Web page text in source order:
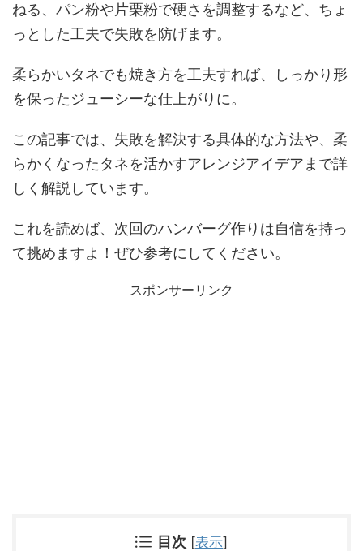
ねる、パン粉や片栗粉で硬さを調整するなど、ちょ
っとした工夫で失敗を防げます。
柔らかいタネでも焼き方を工夫すれば、しっかり形
を保ったジューシーな仕上がりに。
この記事では、失敗を解決する具体的な方法や、柔
らかくなったタネを活かすアレンジアイデアまで詳
しく解説しています。
これを読めば、次回のハンバーグ作りは自信を持っ
て挑めますよ！ぜひ参考にしてください。
スポンサーリンク
目次 [表示]